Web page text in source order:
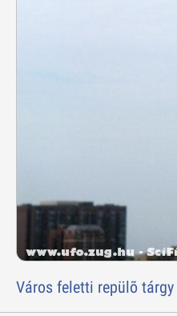
Város feletti repülõ tárgy